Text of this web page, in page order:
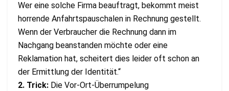
Wer eine solche Firma beauftragt, bekommt meist
horrende Anfahrtspauschalen in Rechnung gestellt.
Wenn der Verbraucher die Rechnung dann im
Nachgang beanstanden möchte oder eine
Reklamation hat, scheitert dies leider oft schon an
der Ermittlung der Identität.“
2. Trick: Die Vor-Ort-Überrumpelung